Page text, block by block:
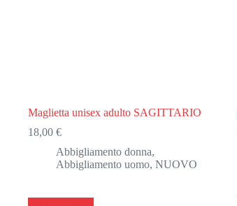
Maglietta unisex adulto SAGITTARIO
18,00 €
Abbigliamento donna,
Abbigliamento uomo, NUOVO